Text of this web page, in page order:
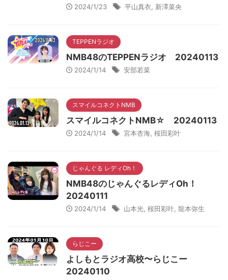
2024/1/23 平山真衣 新澤菜央
TEPPENラジオ
NMB48のTEPPENラジオ 20240113
2024/1/14 安部若菜
スマイルコネクトNMB
スマイルコネクトNMB☆ 20240113
2024/1/14 宮本杏海 桜田彩叶
じゃんぐる レディOh！
NMB48のじゃんぐるレディOh！
20240111
2024/1/14 山本光 桜田彩叶 龍本弥生
らじこー
よしもとラジオ高校〜らじこー
20240110